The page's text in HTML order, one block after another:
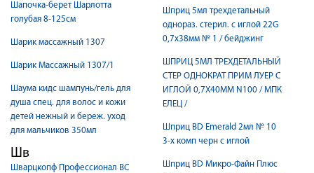
Шапочка-берет Шарлотта
голубая 8-125см
Шарик массажный 1307
Шарик Массажный 1307/1
Шаума кидс шампунь/гель для
душа спец. для волос и кожи
детей нежный и береж. уход
для мальчиков 350мл
Шв
Шварцкопф Профессионал BC
Шприц 5мл трехдетальный
однораз. стерил. с иглой 22G
0,7х38мм № 1 / бейджинг
ШПРИЦ 5МЛ ТРЕХДЕТАЛЬНЫЙ
СТЕР ОДНОКРАТ ПРИМ ЛУЕР C
ИГЛОЙ 0,7Х40ММ N100 / МПК
ЕЛЕЦ /
Шприц BD Emerald 2мл № 10
3-х комп черн с иглой
Шприц BD Микро-Файн Плюс